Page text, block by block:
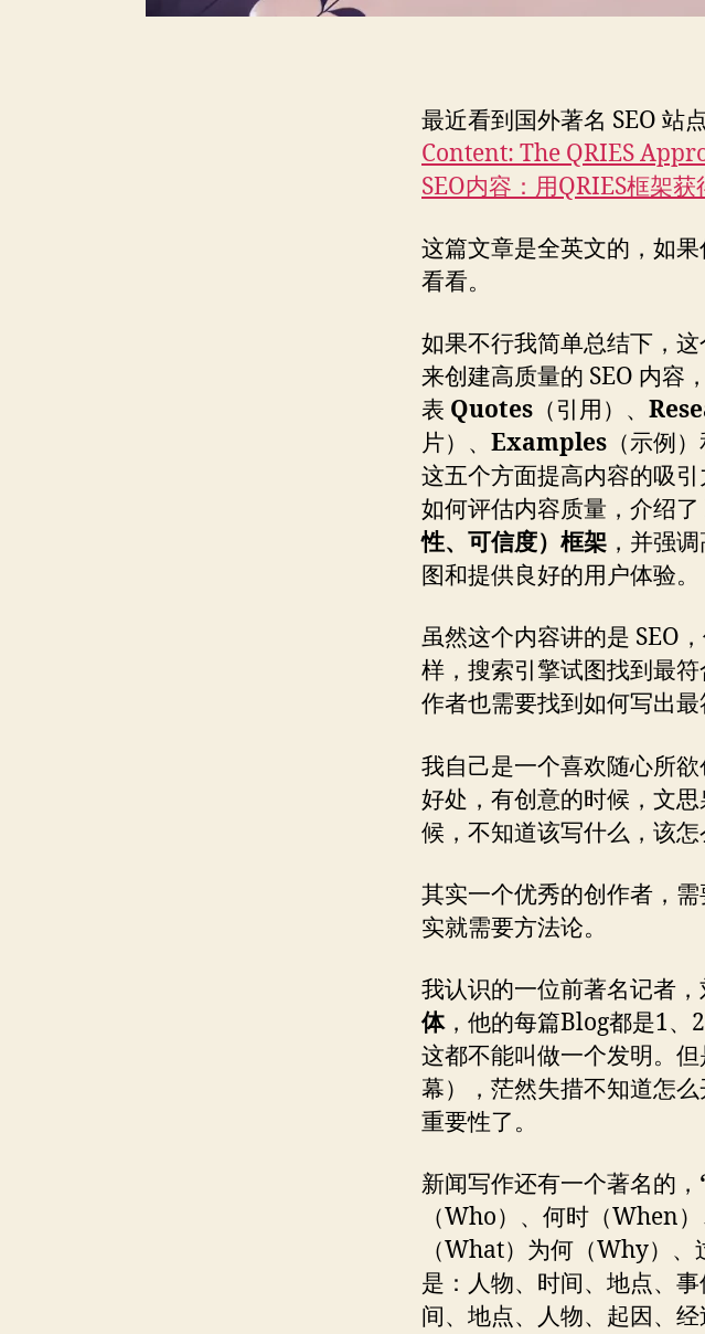
最近看到国外著名 SEO 站
Content: The QRIES
SEO内容：用QRIES框架获
这篇文章是全英文的，如
看看。
如果不行我简单总结下，
来创建高质量的 SEO 内容
表 Quotes （引用）、
片）、 Examples （示例
这五个方面提高内容的吸
如何评估内容质量，介绍了
性、可信度）框架 ，并强
图和提供良好的用户体验。
虽然这个内容讲的是 SEO
样，搜索引擎试图找到最
作者也需要找到如何写出最
我自己是一个喜欢随心所
好处，有创意的时候，文
候，不知道该写什么，该怎
其实一个优秀的创作者，
实就需要方法论。
我认识的一位前著名记者
体，他的每篇Blog都是1、
这都不能叫做一个发明。
幕），茫然失措不知道怎
重要性了。
新闻写作还有一个著名的，
（Who）、何时（When
（What）为何（Why）
是：人物、时间、地点、
间、地点、人物、起因、